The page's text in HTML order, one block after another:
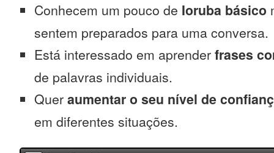
Conhecem um pouco de Ioruba básico
sentem preparados para uma conversa.
Está interessado em aprender frases
de palavras individuais.
Quer aumentar o seu nível de
em diferentes situações.